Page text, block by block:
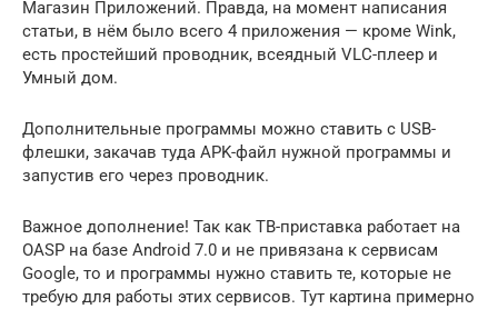
Магазин Приложений. Правда, на момент написания
статьи, в нём было всего 4 приложения — кроме Wink,
есть простейший проводник, всеядный VLC-плеер и
Умный дом.
Дополнительные программы можно ставить с USB-
флешки, закачав туда APK-файл нужной программы и
запустив его через проводник.
Важное дополнение! Так как ТВ-приставка работает на
OASP на базе Android 7.0 и не привязана к сервисам
Google, то и программы нужно ставить те, которые не
требую для работы этих сервисов. Тут картина примерно